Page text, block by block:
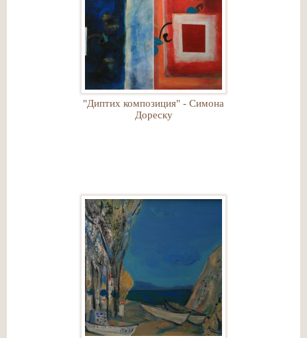
"Диптих композиция" - Симона
Дореску